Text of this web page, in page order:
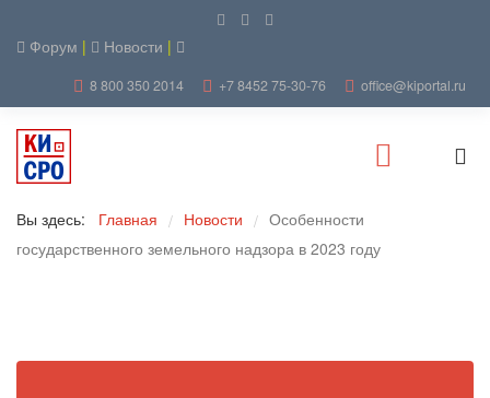
Форум | Новости |
8 800 350 2014 +7 8452 75-30-76 office@kiportal.ru
Вы здесь: Главная / Новости / Особенности
государственного земельного надзора в 2023 году